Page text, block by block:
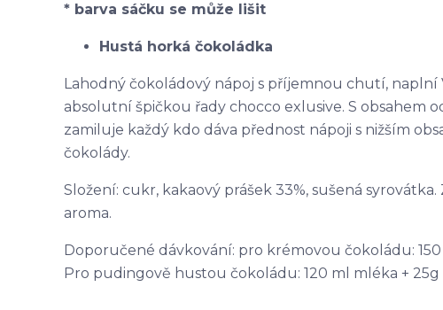
* barva sáčku se může lišit
Hustá horká čokoládka
Lahodný čokoládový nápoj s příjemnou chutí, naplní
absolutní špičkou řady chocco exlusive. S obsahem
zamiluje každý kdo dáva přednost nápoji s nižším
čokolády.
Složení: cukr, kakaový prášek 33%, sušená
aroma.
Doporučené dávkování: pro krémovou čokoládu:
Pro pudingově hustou čokoládu: 120 ml mléka +